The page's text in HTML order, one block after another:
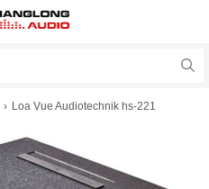
Loa Vue Audiotechnik hs-221